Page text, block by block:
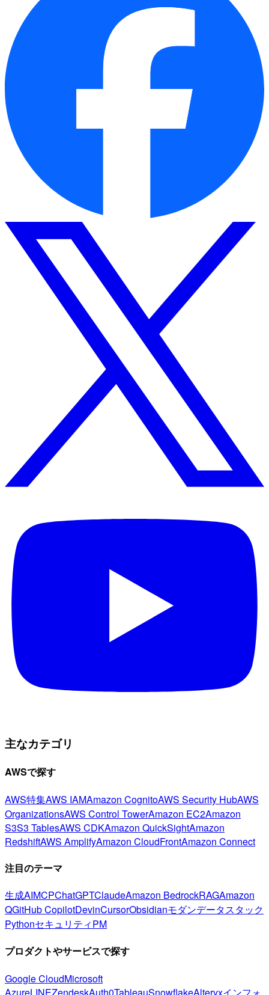
主なカテゴリ
AWSで探す
AWS特集AWS IAMAmazon CognitoAWS Security HubAWS
OrganizationsAWS Control TowerAmazon EC2Amazon
S3S3 TablesAWS CDKAmazon QuickSightAmazon
RedshiftAWS AmplifyAmazon CloudFrontAmazon Connect
注目のテーマ
生成AIMCPChatGPTClaudeAmazon BedrockRAGAmazon
QGitHub CopilotDevinCursorObsidianモダンデータスタック
PythonセキュリティPM
プロダクトやサービスで探す
Google CloudMicrosoft
AzureLINEZendeskAuth0TableauSnowflakeAlteryxインフォ